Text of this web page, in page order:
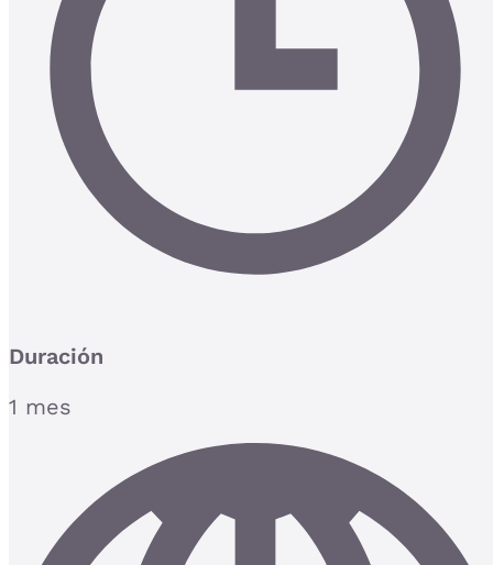
Duración
1 mes